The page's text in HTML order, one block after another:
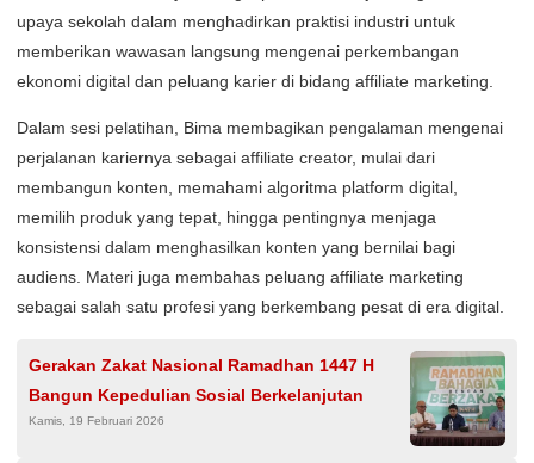
upaya sekolah dalam menghadirkan praktisi industri untuk
memberikan wawasan langsung mengenai perkembangan
ekonomi digital dan peluang karier di bidang affiliate marketing.
Dalam sesi pelatihan, Bima membagikan pengalaman mengenai
perjalanan kariernya sebagai affiliate creator, mulai dari
membangun konten, memahami algoritma platform digital,
memilih produk yang tepat, hingga pentingnya menjaga
konsistensi dalam menghasilkan konten yang bernilai bagi
audiens. Materi juga membahas peluang affiliate marketing
sebagai salah satu profesi yang berkembang pesat di era digital.
Gerakan Zakat Nasional Ramadhan 1447 H
Bangun Kepedulian Sosial Berkelanjutan
Kamis, 19 Februari 2026